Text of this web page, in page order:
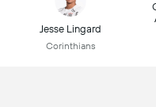
Jesse Lingard
Corinthians